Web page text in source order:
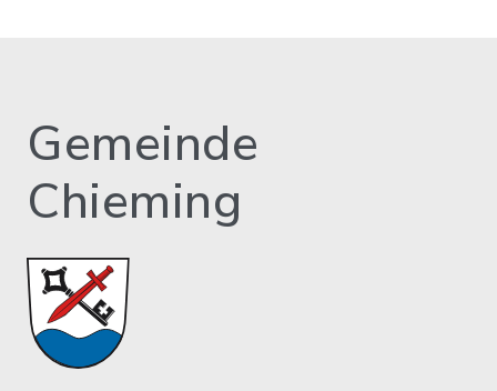
Gemeinde
Chieming